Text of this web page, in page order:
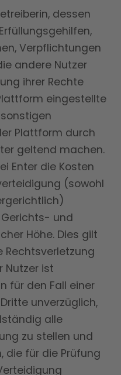
dessen
Verpflichtungen
andere Nutzer
ihrer Rechte
eingestellte
Plattform durch
geltend machen.
Enter die Kosten
(sowohl
und
Höhe. Dies gilt
Rechtsverletzung
Nutzer ist
für den Fall einer
unverzüglich,
alle
zu stellen und
die für die Prüfung